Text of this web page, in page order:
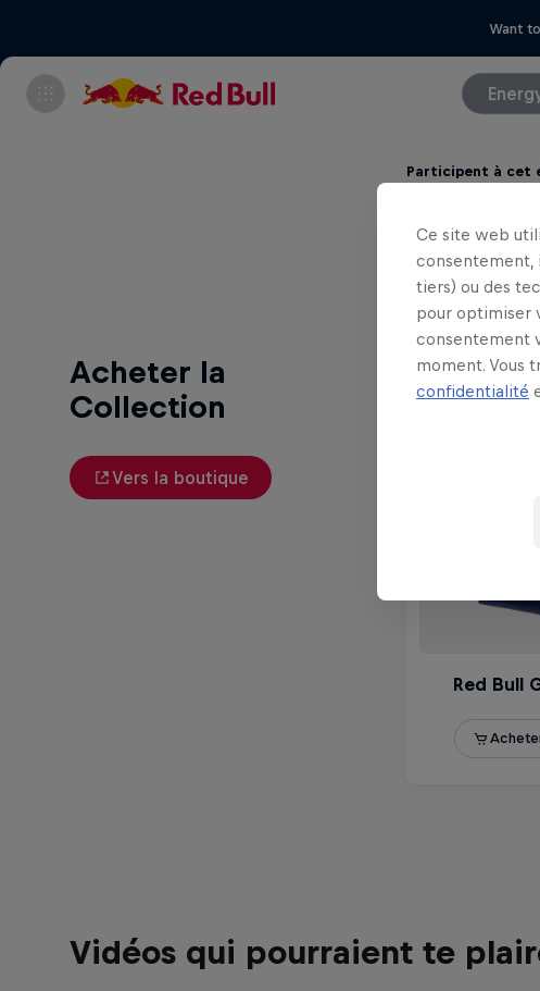
Want
Participent à cet
Spain
Acheter la
Collection
Vers la boutique
Vidéos qui pourraient te
Ce site web
consentement,
tiers) ou des
pour optimiser
consentement
moment. Vous
confidentialité